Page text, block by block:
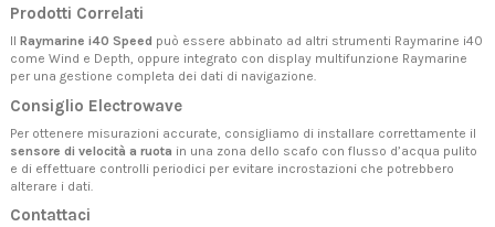
Prodotti Correlati
Il Raymarine i40 Speed può essere abbinato ad altri strumenti Raymarine i40
come Wind e Depth, oppure integrato con display multifunzione Raymarine
per una gestione completa dei dati di navigazione.
Consiglio Electrowave
Per ottenere misurazioni accurate, consigliamo di installare correttamente il
sensore di velocità a ruota in una zona dello scafo con flusso d’acqua pulito
e di effettuare controlli periodici per evitare incrostazioni che potrebbero
alterare i dati.
Contattaci